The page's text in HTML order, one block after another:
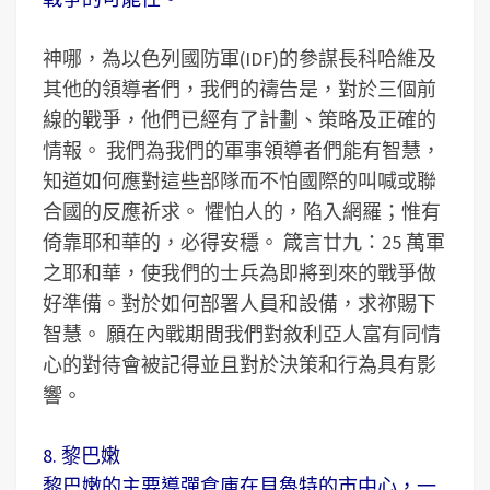
神哪，為以色列國防軍(IDF)的參謀長科哈維及
其他的領導者們，我們的禱告是，對於三個前
線的戰爭，他們已經有了計劃、策略及正確的
情報。 我們為我們的軍事領導者們能有智慧，
知道如何應對這些部隊而不怕國際的叫喊或聯
合國的反應祈求。 懼怕人的，陷入網羅；惟有
倚靠耶和華的，必得安穩。 箴言廿九：25 萬軍
之耶和華，使我們的士兵為即將到來的戰爭做
好準備。對於如何部署人員和設備，求祢賜下
智慧。 願在內戰期間我們對敘利亞人富有同情
心的對待會被記得並且對於決策和行為具有影
響。
8. 黎巴嫩